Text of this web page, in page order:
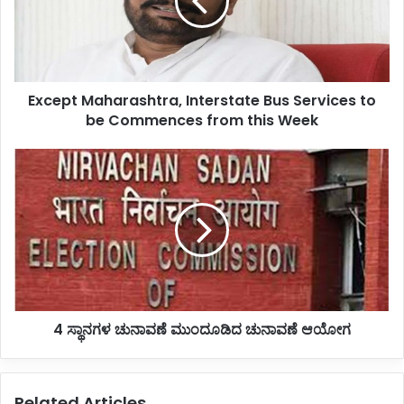
h
h
t
r
a
n
t
Except Maharashtra, Interstate Bus Services to
be Commences from this Week
ಸ್
ಥಾ
ನ
ಗ
ನಾ
ವ
4 ಸ್ಥಾನಗಳ ಚುನಾವಣೆ ಮುಂದೂಡಿದ ಚುನಾವಣೆ ಆಯೋಗ